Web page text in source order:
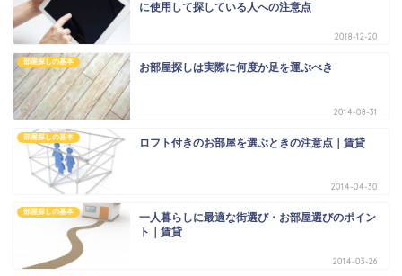
に使用して探している人への注意点
2018-12-20
部屋探しの基本 お部屋探しは実際に何度か足を運ぶべき
2014-08-31
部屋探しの基本 ロフト付きのお部屋を選ぶときの注意点｜賃貸
2014-04-30
部屋探しの基本
一人暮らしに最適な街選び・お部屋選びのポイン
ト｜賃貸
2014-03-26